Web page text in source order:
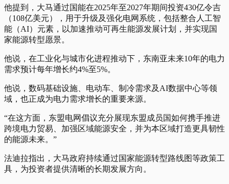
他提到，大马通过国能在2025年至2027年期间投资430亿令吉
（108亿美元），用于升级及强化电网系统，包括整合人工智
能（AI）元素，以加速推动可再生能源发展计划，并实现国
家能源转型愿景。
他说，在工业化与城市化进程推动下，东南亚未来10年的电力
需求预计每年增长约4%至5%。
他说，数码基础设施、电动车、制冷需求及AI数据中心等领
域，也正成为电力需求增长的重要来源。
“在这方面，东盟电网倡议充分展现东盟成员国如何携手推进
跨境电力贸易、加强区域能源安全，并为本区域打造更具韧性
的能源未来。”
法迪拉指出，大马政府持续通过国家能源转型路线图等政策工
具，为投资者提供清晰的长期发展方向。